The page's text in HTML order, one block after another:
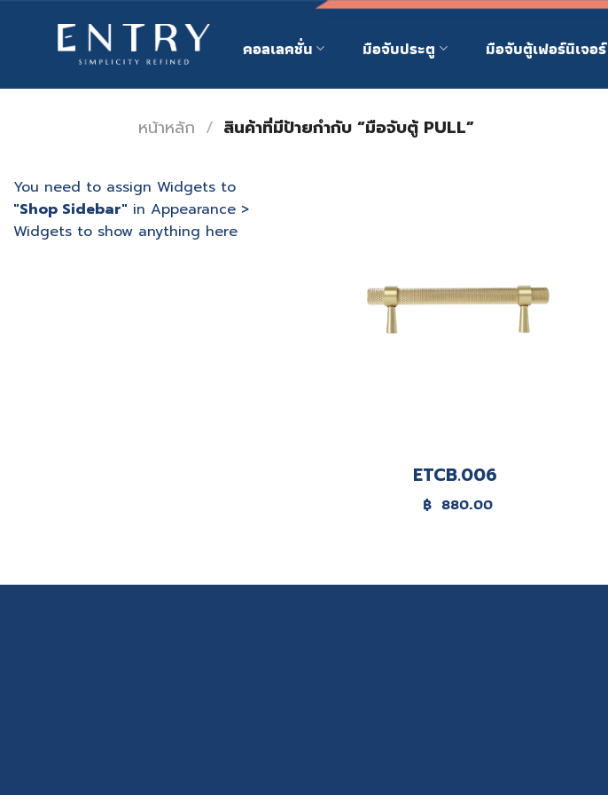
คอลเลคชั่น มือจับประตู มือจับตู้เฟอร์นิเจอร์
หน้าหลัก / สินค้าที่มีป้ายกำกับ “มือจับตู้ PULL”
You need to assign Widgets to
"Shop Sidebar" in Appearance >
Widgets to show anything here
ETCB.006
฿ 880.00